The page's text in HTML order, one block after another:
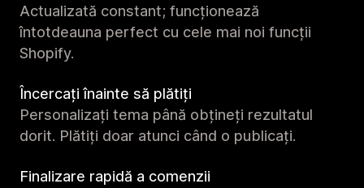
Actualizată constant; funcționează
întotdeauna perfect cu cele mai noi funcții
Shopify.
Încercați înainte să plătiți
Personalizați tema până obțineți rezultatul
dorit. Plătiți doar atunci când o publicați.
Finalizare rapidă a comenzii